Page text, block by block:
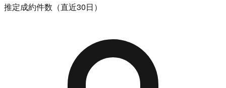
推定成約件数（直近30日）